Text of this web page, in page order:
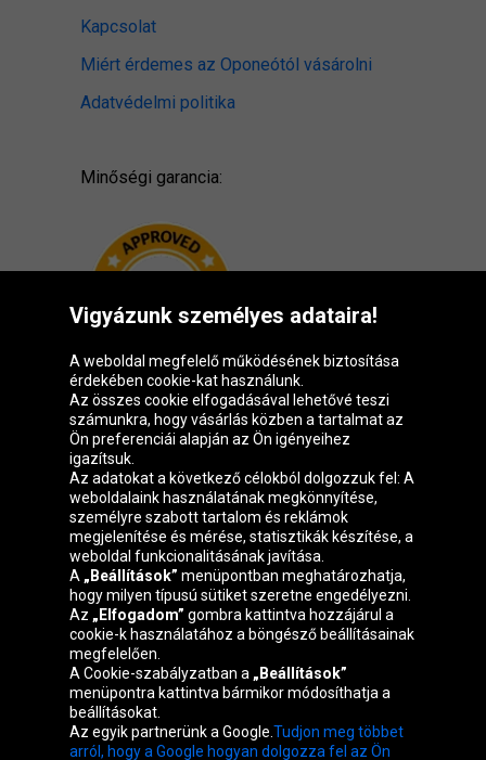
Kapcsolat
Miért érdemes az Oponeótól vásárolni
Adatvédelmi politika
Minőségi garancia:
Oponeo csoport
Belgique
Česká
republika
Deutschland
España
Österreich Polska
Slovenská
United
Vigyázunk személyes adataira!
A weboldal megfelelő működésének biztosítása
érdekében cookie-kat használunk.
Az összes cookie elfogadásával lehetővé teszi
számunkra, hogy vásárlás közben a tartalmat az
Ön preferenciái alapján az Ön igényeihez
igazítsuk.
Az adatokat a következő célokból dolgozzuk fel: A
weboldalaink használatának megkönnyítése,
személyre szabott tartalom és reklámok
megjelenítése és mérése, statisztikák készítése, a
weboldal funkcionalitásának javítása.
A „Beállítások” menüpontban meghatározhatja,
hogy milyen típusú sütiket szeretne engedélyezni.
Az „Elfogadom” gombra kattintva hozzájárul a
cookie-k használatához a böngésző beállításainak
megfelelően.
A Cookie-szabályzatban a „Beállítások”
menüpontra kattintva bármikor módosíthatja a
beállításokat.
Az egyik partnerünk a Google. Tudjon meg többet
arról, hogy a Google hogyan dolgozza fel az Ön